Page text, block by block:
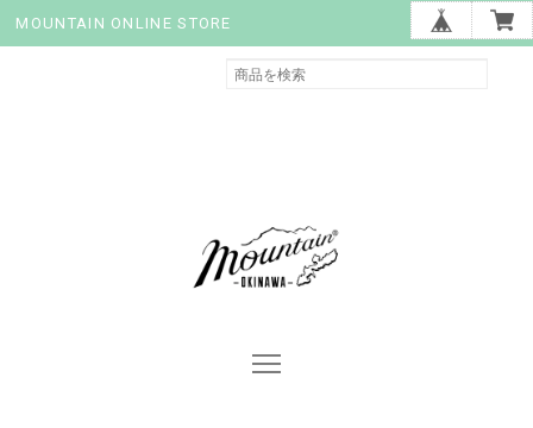
MOUNTAIN ONLINE STORE